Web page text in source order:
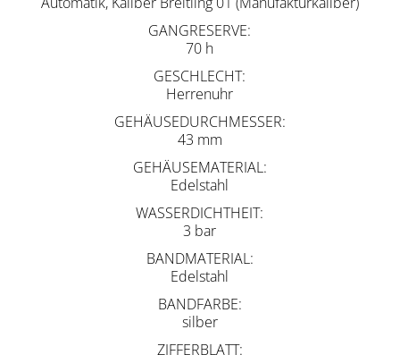
GANGRESERVE
70 h
GESCHLECHT
Herrenuhr
GEHÄUSEDURCHMESSER
43 mm
GEHÄUSEMATERIAL
Edelstahl
WASSERDICHTHEIT
3 bar
BANDMATERIAL
Edelstahl
BANDFARBE
silber
ZIFFERBLATT